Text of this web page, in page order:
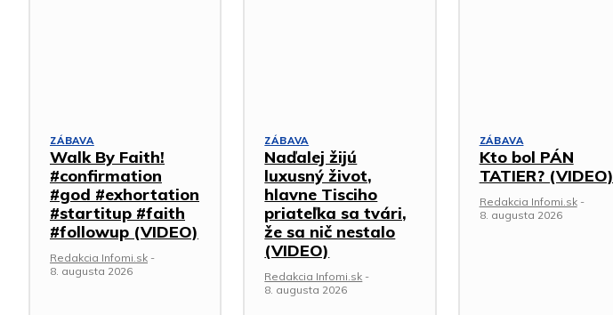
ZÁBAVA
Walk By Faith!
#confirmation
#god #exhortation
#startitup #faith
#followup (VIDEO)
Redakcia Infomi.sk -
8. augusta 2026
ZÁBAVA
Naďalej žijú
luxusný život,
hlavne Tisciho
priateľka sa tvári,
že sa nič nestalo
(VIDEO)
Redakcia Infomi.sk -
8. augusta 2026
ZÁBAVA
Kto bol PÁN
TATIER? (VIDEO)
Redakcia Infomi.sk -
8. augusta 2026